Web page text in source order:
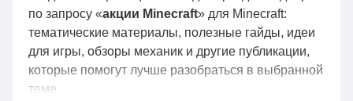
по запросу «акции Minecraft» для Minecraft:
тематические материалы, полезные гайды, идеи
для игры, обзоры механик и другие публикации,
которые помогут лучше разобраться в выбранной
теме.